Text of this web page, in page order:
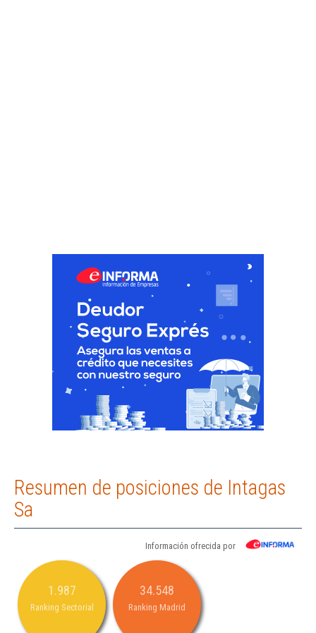
Resumen de posiciones de Intagas
Sa
Información ofrecida por
1.987
Ranking Sectorial
34.548
Ranking Madrid